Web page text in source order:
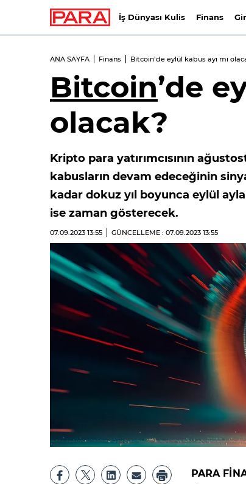
İş Dünyası Kulis Finans
ANA SAYFA Finans Bitcoin’de eylül kabus ayı mı
Bitcoin’de
olacak?
Kripto para yatırımcısının
kabusların devam edeceğinin
kadar dokuz yıl boyunca eylül
ise zaman gösterecek.
07.09.2023 13:55 GÜNCELLEME : 07.09.2023 13:55
PARA